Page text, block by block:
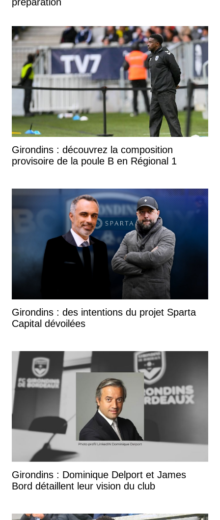
Girondins : découvrez la composition
provisoire de la poule B en Régional 1
Girondins : des intentions du projet Sparta
Capital dévoilées
Girondins : Dominique Delport et James
Bord détaillent leur vision du club